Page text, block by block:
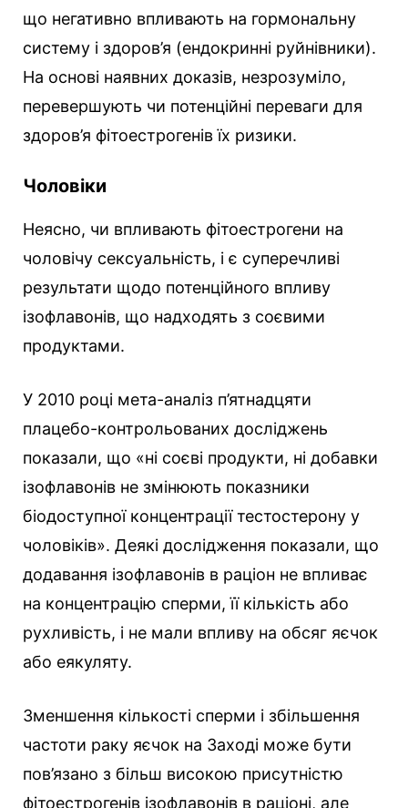
що негативно впливають на гормональну
систему і здоров’я (ендокринні руйнівники).
На основі наявних доказів, незрозуміло,
перевершують чи потенційні переваги для
здоров’я фітоестрогенів їх ризики.
Чоловіки
Неясно, чи впливають фітоестрогени на
чоловічу сексуальність, і є суперечливі
результати щодо потенційного впливу
ізофлавонів, що надходять з соєвими
продуктами.
У 2010 році мета-аналіз п’ятнадцяти
плацебо-контрольованих досліджень
показали, що «ні соєві продукти, ні добавки
ізофлавонів не змінюють показники
біодоступної концентрації тестостерону у
чоловіків». Деякі дослідження показали, що
додавання ізофлавонів в раціон не впливає
на концентрацію сперми, її кількість або
рухливість, і не мали впливу на обсяг яєчок
або еякуляту.
Зменшення кількості сперми і збільшення
частоти раку яєчок на Заході може бути
пов’язано з більш високою присутністю
фітоестрогенів ізофлавонів в раціоні, але